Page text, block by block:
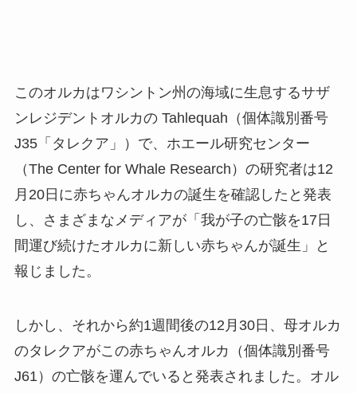
このオルカはワシントン州の海域に生息するサザ
ンレジデントオルカの Tahlequah（個体識別番号
J35「タレクア」）で、ホエール研究センター
（The Center for Whale Research）の研究者は12
月20日に赤ちゃんオルカの誕生を確認したと発表
し、さまざまなメディアが「我が子の亡骸を17日
間運び続けたオルカに新しい赤ちゃんが誕生」と
報じました。
しかし、それから約1週間後の12月30日、母オルカ
のタレクアがこの赤ちゃんオルカ（個体識別番号
J61）の亡骸を運んでいると発表されました。オル